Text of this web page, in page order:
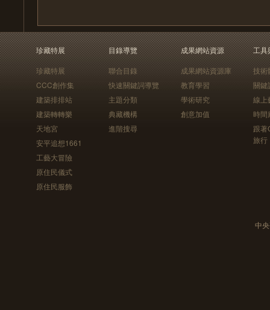
珍藏特展
珍藏特展
CCC創作集
建築排排站
建築轉轉樂
天地宮
安平追想1661
工藝大冒險
原住民儀式
原住民服飾
目錄導覽
聯合目錄
快速關鍵詞導覽
主題分類
典藏機構
進階搜尋
成果網站資源
成果網站資源庫
教育學習
學術研究
創意加值
工具
技術
關鍵
線上
時間
跟
旅行
中